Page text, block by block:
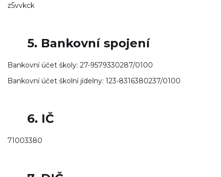
z5vvkck
5. Bankovní spojení
Bankovní účet školy: 27-9579330287/0100
Bankovní účet školní jídelny: 123-8316380237/0100
6. IČ
71003380